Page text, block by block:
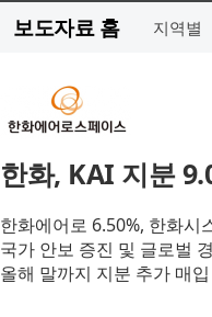
보도자료 홈 지역별
한화, KAI 지분
한화에어로 6.50%, 한화
국가 안보 증진 및 글로벌
올해 말까지 지분 추가 매